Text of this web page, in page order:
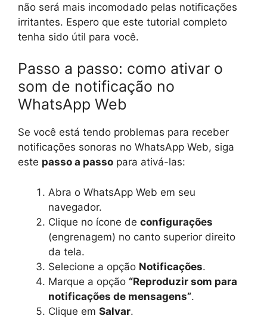
não será mais incomodado pelas notificações
irritantes. Espero que este tutorial completo
tenha sido útil para você.
Passo a passo: como ativar o
som de notificação no
WhatsApp Web
Se você está tendo problemas para receber
notificações sonoras no WhatsApp Web, siga
este passo a passo para ativá-las:
Abra o WhatsApp Web em seu
navegador.
Clique no ícone de configurações
(engrenagem) no canto superior direito
da tela.
Selecione a opção Notificações.
Marque a opção “Reproduzir som para
notificações de mensagens”.
Clique em Salvar.